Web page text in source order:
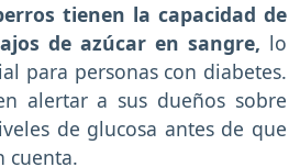
tienen la capacidad de
de azúcar en sangre, lo
para personas con diabetes.
alertar a sus dueños sobre
de glucosa antes de que
cuenta.